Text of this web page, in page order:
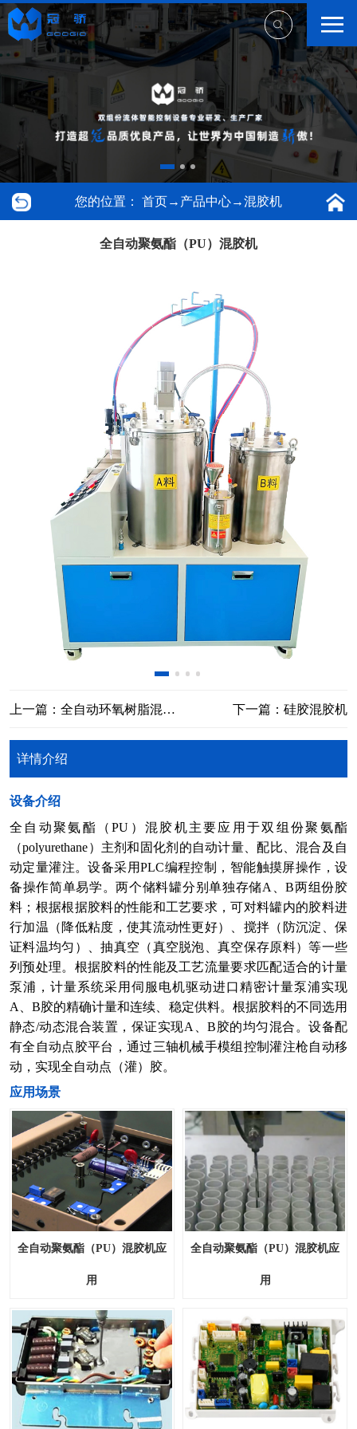
您的位置： 首页→ 产品中心→混胶机
全自动聚氨酯（PU）混胶机
上一篇：全自动环氧树脂混胶机 下一篇：硅胶混胶机
详情介绍
​设备介绍
全自动聚氨酯（PU）混胶机主要应用于双组份聚氨酯
（polyurethane）主剂和固化剂的自动计量、配比、混合及自
动定量灌注。设备采用PLC编程控制，智能触摸屏操作，设
备操作简单易学。两个储料罐分别单独存储A、B两组份胶
料；根据根据胶料的性能和工艺要求，可对料罐内的胶料进
行加温（降低粘度，使其流动性更好）、搅拌（防沉淀、保
证料温均匀）、抽真空（真空脱泡、真空保存原料）等一些
列预处理。根据胶料的性能及工艺流量要求匹配适合的计量
泵浦，计量系统采用伺服电机驱动进口精密计量泵浦实现
A、B胶的精确计量和连续、稳定供料。根据胶料的不同选用
静态/动态混合装置，保证实现A、B胶的均匀混合。设备配
有全自动点胶平台，通过三轴机械手模组控制灌注枪自动移
动，实现全自动点（灌）胶。
​应用场景
全自动聚氨酯（PU）混胶机应
用
全自动聚氨酯（PU）混胶机应
用